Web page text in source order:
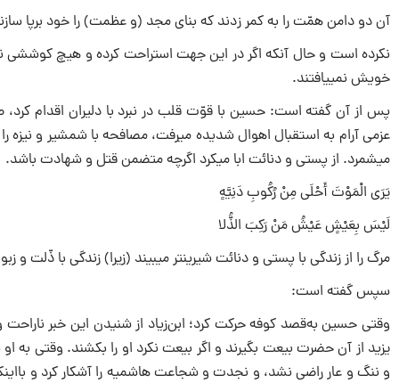
آن دو دامن همّت را به کمر زدند که بنای مجد (و عظمت) را خود برپا
خویش نمی‎یافتند.
می‎شمرد. از پستی و دنائت ابا می‎کرد اگرچه متضمن قتل و شهادت باشد.
یَرَی الْمَوْتَ أَحْلَی مِنْ رُکُوبِ دَنِیَّهٍ
لَیْسَ بِعَیْشٍ عَیْشُ مَنْ رَکِبَ الذُّلا
مرگ را از زندگی با پستی و دنائت شیرین‎تر می‎بیند (زیرا) زندگی با ذّلت و زبونی، زندگی نیست.
سپس گفته است:
وقتی حسین به‌قصد کوفه حرکت کرد؛ ابن‌زیاد از شنیدن این خبر ناراحت
یزید از آن حضرت بیعت بگیرند و اگر بیعت نکرد او را بکشند. وقتی
و ننگ و عار راضی نشد، و نجدت و شجاعت هاشمیه را آشکار کرد و